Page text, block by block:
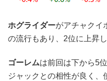
ホグライダーがアチャクイ
の流行もあり、2位に上昇し
ゴーレムは前回は下から5
ジャックとの相性が良く、